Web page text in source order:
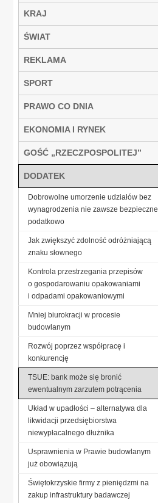
KRAJ
ŚWIAT
REKLAMA
SPORT
PRAWO CO DNIA
EKONOMIA I RYNEK
GOŚĆ „RZECZPOSPOLITEJ”
DODATEK
Dobrowolne umorzenie udziałów bez
wynagrodzenia nie zawsze bezpieczne
podatkowo
Jak zwiększyć zdolność odróżniającą
znaku słownego
Kontrola przestrzegania przepisów
o gospodarowaniu opakowaniami
i odpadami opakowaniowymi
Mniej biurokracji w procesie
budowlanym
Rozwój poprzez współpracę i
konkurencję
TSUE: bank może się bronić
ewentualnym zarzutem potrącenia
Układ w upadłości – alternatywa dla
likwidacji przedsiębiorstwa
niewypłacalnego dłużnika
Usprawnienia w Prawie budowlanym
już obowiązują
Świętokrzyskie firmy z pieniędzmi na
zakup infrastruktury badawczej